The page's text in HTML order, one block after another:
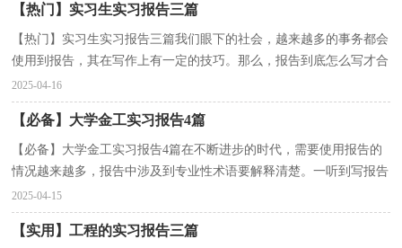
【热门】实习生实习报告三篇
【热门】实习生实习报告三篇我们眼下的社会，越来越多的事务都会
使用到报告，其在写作上有一定的技巧。那么，报告到底怎么写才合
适呢？下面是小编帮大家整理的实习生实习报告3篇，仅...
2025-04-16
【必备】大学金工实习报告4篇
【必备】大学金工实习报告4篇在不断进步的时代，需要使用报告的
情况越来越多，报告中涉及到专业性术语要解释清楚。一听到写报告
马上头昏脑涨？下面是小编为大家收集的大学金工实...
2025-04-15
【实用】工程的实习报告三篇